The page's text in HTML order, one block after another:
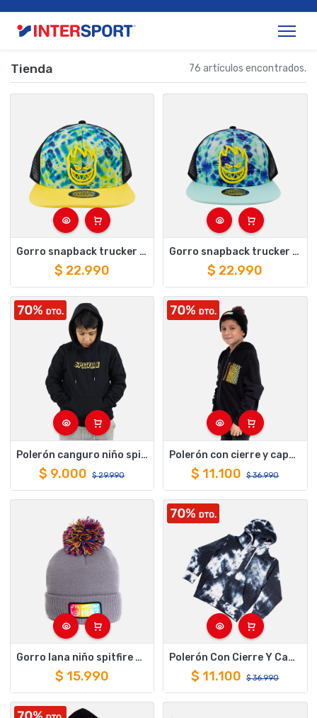
Tienda 76 artículos encontrados.
Gorro snapback trucker kids visera plana big head tye dye turquesa-amarillo-azul.
$ 22.990
Gorro snapback trucker kids visera plana big head tye dye turquesa-verde-azul
$ 22.990
Polerón canguro niño spitfire sf hd negro
$ 9.000 $29.990
Polerón con cierre y capucha de niño spitfire trippy swirl negro
$ 11.100 $36.990
Gorro lana niño spitfire pompon gris
$ 15.990
Polerón Con Cierre Y Capucha Para Niños Spitfire Tie Dye Azul
$ 11.100 $36.990